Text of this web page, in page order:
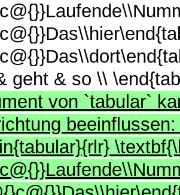
geht & so \\
von `tabular`